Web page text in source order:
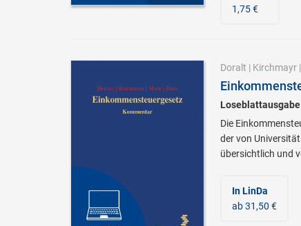
1,75 €
Doralt | Kirchmayr|
Die
der von
übersichtlich und
In LinDa
ab 31,50 €